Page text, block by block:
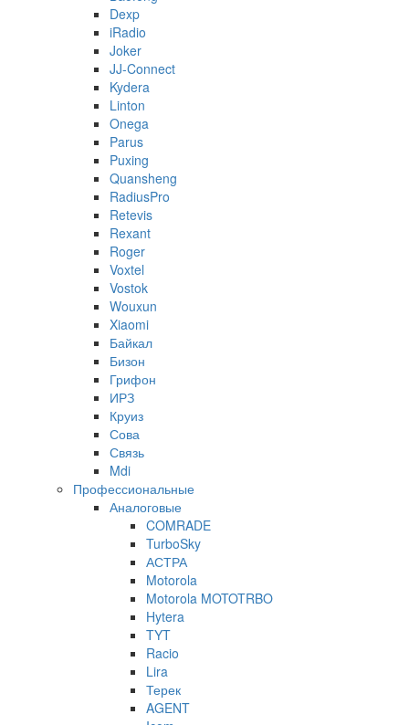
Dexp
iRadio
Joker
JJ-Connect
Kydera
Linton
Onega
Parus
Puxing
Quansheng
RadiusPro
Retevis
Rexant
Roger
Voxtel
Vostok
Wouxun
Xiaomi
Байкал
Бизон
Грифон
ИРЗ
Круиз
Сова
Связь
Mdi
Профессиональные
Аналоговые
COMRADE
TurboSky
АСТРА
Motorola
Motorola MOTOTRBO
Hytera
TYT
Racio
Lira
Терек
AGENT